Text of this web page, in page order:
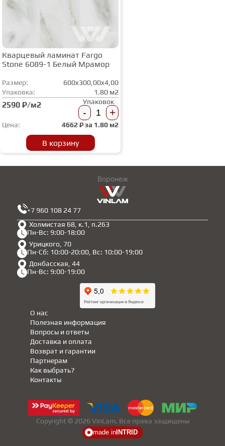
Кварцевый ламинат Fargo
Stone 6089-1 Белый Мрамор
Размер:
600x300,00x4,00
Упаковка:
1.80 м2
2590 ₽/м2 Упаковок
- +
Цена: 4662₽ за 1.80 м2
В корзину
Воронеж
Холмистая 68, к.1, п.263
Пн-Вс: 9:00-18:00
Урицкого, 70
Пн-Сб: 10:00-20:00, Вс: 10:00-19:00
Донбасская, 44
Пн-Вс: 9:00-19:00
+7 960 108 24 77
Полезная информация
Партнерам
Вопросы и ответы
Доставка и оплата
Возврат и гарантии
Как выбрать?
О нас
Контакты
Copyright © 2026 VinLam. Все права защищены
made in INTRID